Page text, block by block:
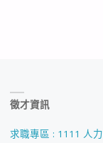
徵才資訊
求職專區 : 1111 人